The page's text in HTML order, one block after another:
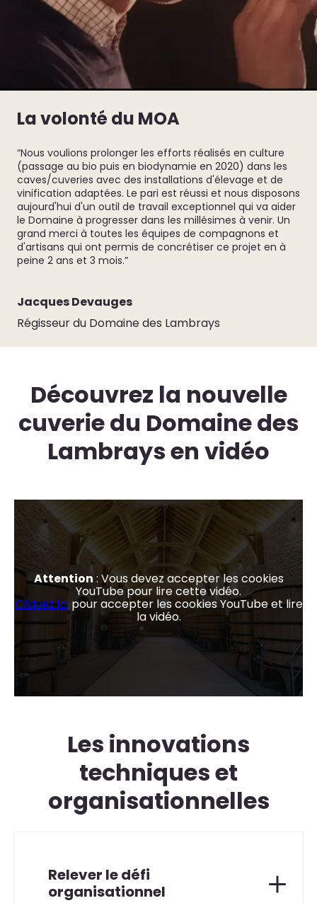
La volonté du MOA
“Nous voulions prolonger les efforts réalisés en culture
(passage au bio puis en biodynamie en 2020) dans les
caves/cuveries avec des installations d'élevage et de
vinification adaptées. Le pari est réussi et nous disposons
aujourd'hui d'un outil de travail exceptionnel qui va aider
le Domaine à progresser dans les millésimes à venir. Un
grand merci à toutes les équipes de compagnons et
d'artisans qui ont permis de concrétiser ce projet en à
peine 2 ans et 3 mois.”
Jacques Devauges
Régisseur du Domaine des Lambrays
Découvrez la nouvelle
cuverie du Domaine des
Lambrays en vidéo
Attention : Vous devez accepter les cookies
YouTube pour lire cette vidéo.
Cliquez icipour accepter les cookies YouTube et lire
la vidéo.
Les innovations
techniques et
organisationnelles
Relever le défi
organisationnel